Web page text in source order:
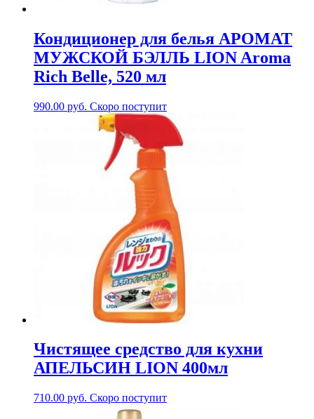
Кондиционер для белья АРОМАТ
МУЖСКОЙ БЭЛЛЬ LION Aroma
Rich Belle, 520 мл
990.00 руб. Скоро поступит
Чистящее средство для кухни
АПЕЛЬСИН LION 400мл
710.00 руб. Скоро поступит